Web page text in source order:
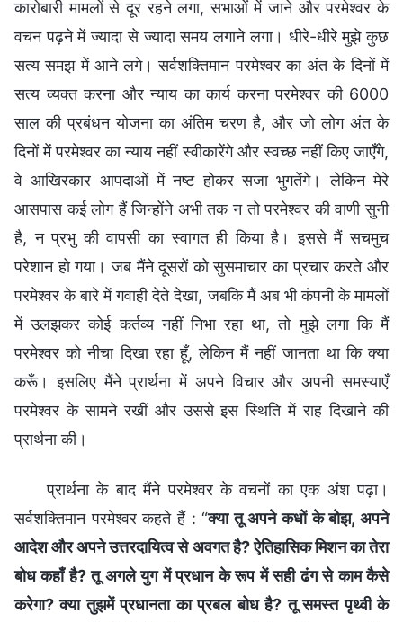
कारोबारी मामलों से दूर रहने लगा, सभाओं में जाने और परमेश्वर के
वचन पढ़ने में ज्यादा से ज्यादा समय लगाने लगा। धीरे-धीरे मुझे कुछ
सत्य समझ में आने लगे। सर्वशक्तिमान परमेश्वर का अंत के दिनों में
सत्य व्यक्त करना और न्याय का कार्य करना परमेश्वर की 6000
साल की प्रबंधन योजना का अंतिम चरण है, और जो लोग अंत के
दिनों में परमेश्वर का न्याय नहीं स्वीकारेंगे और स्वच्छ नहीं किए जाएँगे,
वे आखिरकार आपदाओं में नष्ट होकर सजा भुगतेंगे। लेकिन मेरे
आसपास कई लोग हैं जिन्होंने अभी तक न तो परमेश्वर की वाणी सुनी
है, न प्रभु की वापसी का स्वागत ही किया है। इससे मैं सचमुच
परेशान हो गया। जब मैंने दूसरों को सुसमाचार का प्रचार करते और
परमेश्वर के बारे में गवाही देते देखा, जबकि मैं अब भी कंपनी के मामलों
में उलझकर कोई कर्तव्य नहीं निभा रहा था, तो मुझे लगा कि मैं
परमेश्वर को नीचा दिखा रहा हूँ, लेकिन मैं नहीं जानता था कि क्या
करूँ। इसलिए मैंने प्रार्थना में अपने विचार और अपनी समस्याएँ
परमेश्वर के सामने रखीं और उससे इस स्थिति में राह दिखाने की
प्रार्थना की।
प्रार्थना के बाद मैंने परमेश्वर के वचनों का एक अंश पढ़ा।
सर्वशक्तिमान परमेश्वर कहते हैं : “क्या तू अपने कधों के बोझ, अपने
आदेश और अपने उत्तरदायित्व से अवगत है? ऐतिहासिक मिशन का तेरा
बोध कहाँ है? तू अगले युग में प्रधान के रूप में सही ढंग से काम कैसे
करेगा? क्या तुझमें प्रधानता का प्रबल बोध है? तू समस्त पृथ्वी के